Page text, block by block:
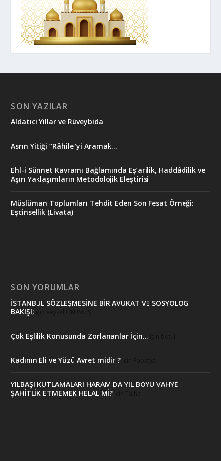
SON YAZILAR
Aldatıcı Yıllar ve Rüveybida
Asrın Yitiği “Râhile”yi Aramak…
Ehl-i Sünnet Kavramı Bağlamında Eş’arilik, Haddâdîlik ve
Aşırı Yaklaşımların Metodolojik Eleştirisi
Müslüman Toplumları Tehdit Eden Son Fesat Örneği:
Eşcinsellik (Livata)
SON YORUMLAR
İSTANBUL SÖZLEŞMESİNE BİR AVUKAT VE SOSYOLOG
BAKIŞI;
Çok Eşlilik Konusunda Zorlananlar İçin…
Kadının Eli ve Yüzü Avret midir ?
YILBAŞI KUTLAMALARI HARAM DA YIL BOYU VAHYE
ŞAHİTLİK ETMEMEK HELAL Mİ?